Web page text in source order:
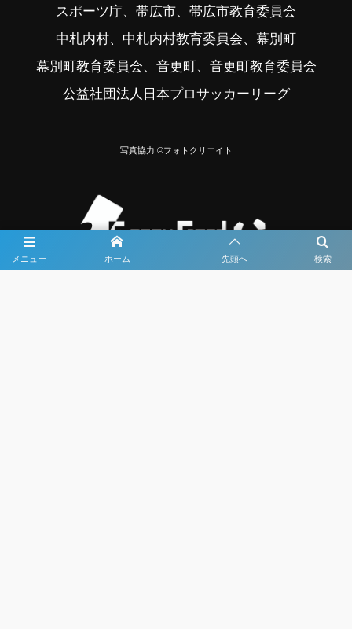
メニュー 検索
ホーム 先頭へ
スポーツ庁、帯広市、帯広市教育委員会
中札内村、中札内村教育委員会、幕別町
幕別町教育委員会、音更町、音更町教育委員会
公益社団法人日本プロサッカーリーグ
写真協力 ©フォトクリエイト